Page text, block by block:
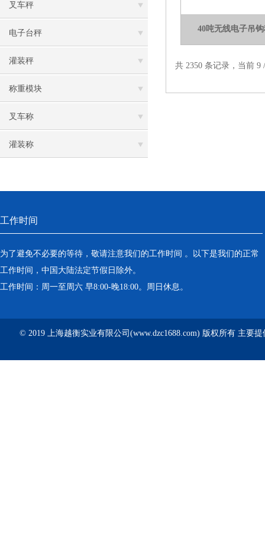
叉车秤
电子台秤
灌装秤
称重模块
叉车称
灌装称
40吨无线电子吊
共 2350 条记录，当前
工作时间
为了避免不必要的等待，敬请注意我们的工作时间 。以下是我们的正常
工作时间，中国大陆法定节假日除外。
工作时间：周一至周六 早8:00-晚18:00。周日休息。
© 2019 上海越衡实业有限公司(www.dzc1688.com) 版权所有 主要提